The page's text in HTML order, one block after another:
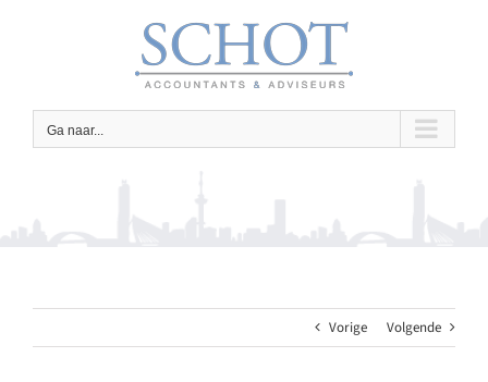
Ga naar...
Vorige Volgende